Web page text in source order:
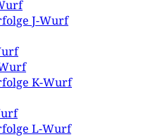
J-Wurf
K-Wurf
L-Wurf